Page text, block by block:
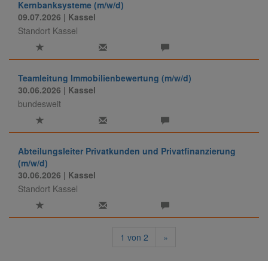
Kernbanksysteme (m/w/d)
09.07.2026 | Kassel
Standort Kassel
Teamleitung Immobilienbewertung (m/w/d)
30.06.2026 | Kassel
bundesweit
Abteilungsleiter Privatkunden und Privatfinanzierung
(m/w/d)
30.06.2026 | Kassel
Standort Kassel
1 von 2 »